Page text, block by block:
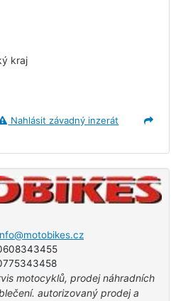
kraj
Nahlásit závadný inzerát
motocyklů, prodej náhradních
autorizovaný prodej a